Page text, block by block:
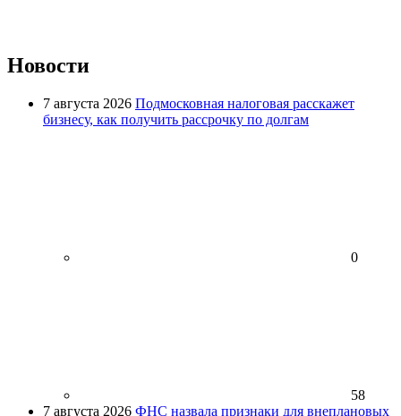
Новости
7 августа 2026 Подмосковная налоговая расскажет
бизнесу, как получить рассрочку по долгам
0
58
7 августа 2026 ФНС назвала признаки для внеплановых